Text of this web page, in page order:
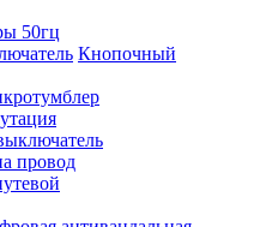
50гц
Кнопочный
провод